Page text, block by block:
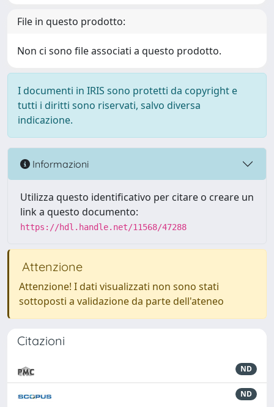
File in questo prodotto:
Non ci sono file associati a questo prodotto.
I documenti in IRIS sono protetti da copyright e
tutti i diritti sono riservati, salvo diversa
indicazione.
Informazioni
Utilizza questo identificativo per citare o creare un
link a questo documento:
https://hdl.handle.net/11568/47288
Attenzione
Attenzione! I dati visualizzati non sono stati
sottoposti a validazione da parte dell'ateneo
Citazioni
ND
ND